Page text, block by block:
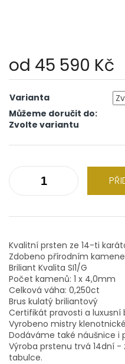
od 45 590 Kč
cena:
Varianta
Můžeme doručit do:
Zvolte variantu
Kvalitní prsten ze 14-ti
Zdobeno přírodním
Briliant Kvalita SI1/G
Počet kamenů: 1 x 4,0mm
Celková váha: 0,250ct
Brus kulatý briliantový
Certifikát pravosti a luxusní
Vyrobeno mistry
Dodáváme také náušnice i
Výroba prstenu trvá 14dní
tabulce.